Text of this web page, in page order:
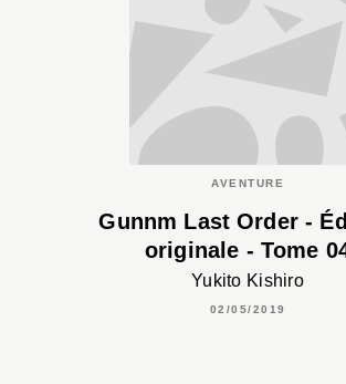
AVENTURE
Gunnm Last Order -
originale - Tome
Yukito Kishiro
02/05/2019